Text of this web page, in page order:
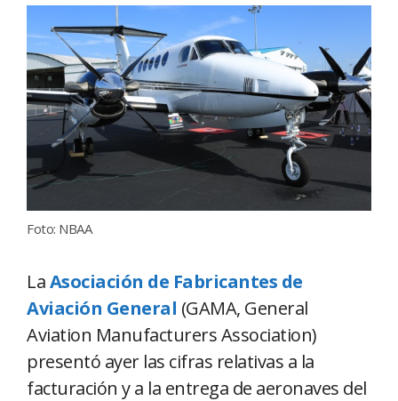
Foto: NBAA
LaAsociación de Fabricantes de
Aviación General (GAMA, General
Aviation Manufacturers Association)
presentó ayer las cifras relativas a la
facturación y a la entrega de aeronaves del